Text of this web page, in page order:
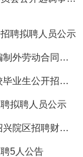
聘拟聘人员公示
2026台州市自然资源和规划局公开招聘编制外劳动合同用工5人公告
宁波市奉化区企事业单位面向2026届高校毕业生公开招聘高层次人才
拟聘人员公示
2026关于温州医科大学附属眼视光医院绍兴院区招聘财务部收费人员
5人公告